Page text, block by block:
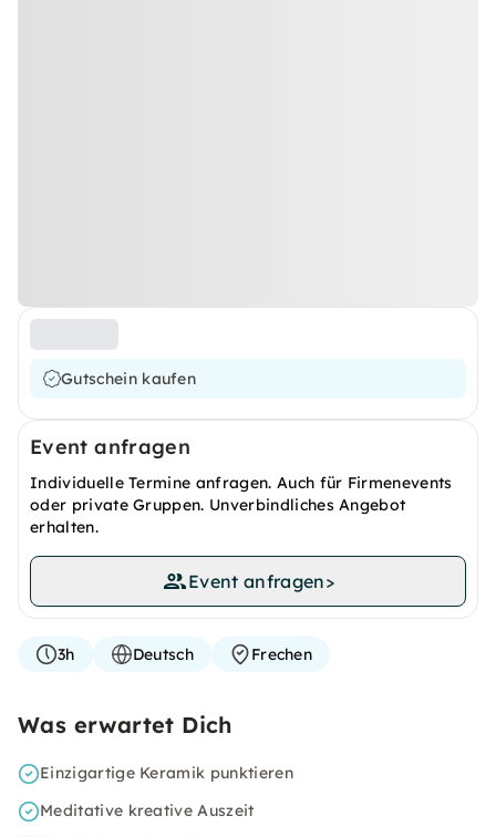
Gutschein kaufen
Event anfragen
Individuelle Termine anfragen. Auch für Firmenevents
oder private Gruppen. Unverbindliches Angebot
erhalten.
Event anfragen>
3h Deutsch Frechen
Was erwartet Dich
Einzigartige Keramik punktieren
Meditative kreative Auszeit